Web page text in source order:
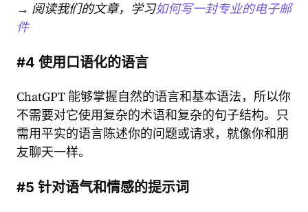
→ 阅读我们的文章，学习如何写一封专业的电子邮
件
#4 使用口语化的语言
ChatGPT 能够掌握自然的语言和基本语法，所以你
不需要对它使用复杂的术语和复杂的句子结构。只
需用平实的语言陈述你的问题或请求，就像你和朋
友聊天一样。
#5 针对语气和情感的提示词